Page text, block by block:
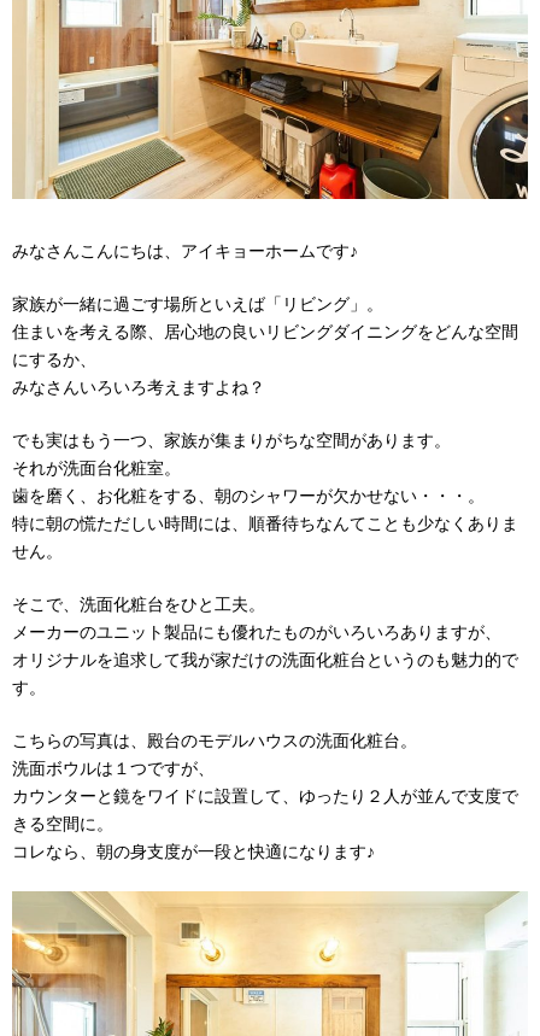
みなさんこんにちは、アイキョーホームです♪
家族が一緒に過ごす場所といえば「リビング」。
住まいを考える際、居心地の良いリビングダイニングをどんな空間
にするか、
みなさんいろいろ考えますよね？
でも実はもう一つ、家族が集まりがちな空間があります。
それが洗面台化粧室。
歯を磨く、お化粧をする、朝のシャワーが欠かせない・・・。
特に朝の慌ただしい時間には、順番待ちなんてことも少なくありま
せん。
そこで、洗面化粧台をひと工夫。
メーカーのユニット製品にも優れたものがいろいろありますが、
オリジナルを追求して我が家だけの洗面化粧台というのも魅力的で
す。
こちらの写真は、殿台のモデルハウスの洗面化粧台。
洗面ボウルは１つですが、
カウンターと鏡をワイドに設置して、ゆったり２人が並んで支度で
きる空間に。
コレなら、朝の身支度が一段と快適になります♪